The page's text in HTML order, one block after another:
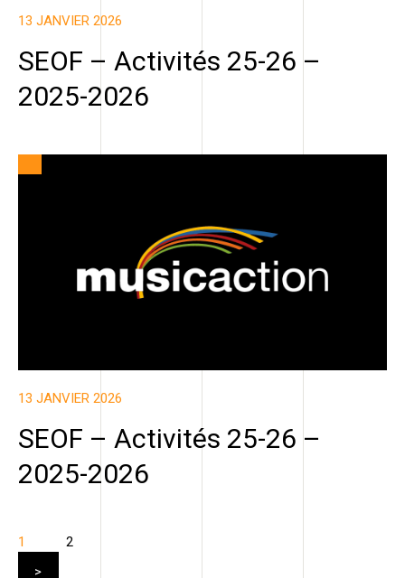
13 JANVIER 2026
SEOF – Activités 25-26 –
2025-2026
13 JANVIER 2026
SEOF – Activités 25-26 –
2025-2026
1 2